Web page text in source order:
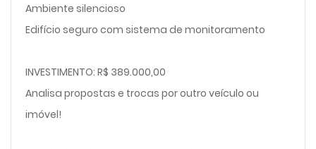
Ambiente silencioso
Edifício seguro com sistema de monitoramento
INVESTIMENTO: R$ 389.000,00
Analisa propostas e trocas por outro veículo ou
imóvel!